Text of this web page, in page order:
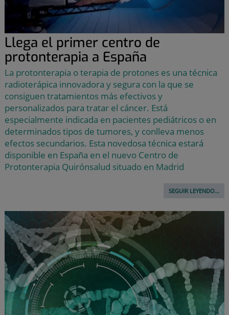
Llega el primer centro de
protonterapia a España
La protonterapia o terapia de protones es una técnica
radioterápica innovadora y segura con la que se
consiguen tratamientos más efectivos y
personalizados para tratar el cáncer. Está
especialmente indicada en pacientes pediátricos o en
determinados tipos de tumores, y conlleva menos
efectos secundarios. Esta novedosa técnica estará
disponible en España en el nuevo Centro de
Protonterapia Quirónsalud situado en Madrid
SEGUIR LEYENDO...